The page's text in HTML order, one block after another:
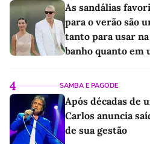
As sandálias
para o verão são
tanto para usar
banho quanto em
4 SAMBA E PAGODE
Após décadas de
Carlos anuncia
de sua gestão